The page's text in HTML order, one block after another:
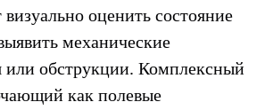
визуально оценить состояние
механические
или обструкции. Комплексный
как полевые